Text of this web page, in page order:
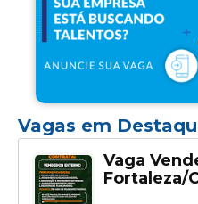
Vagas em
Vaga
Fortaleza/